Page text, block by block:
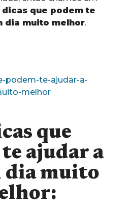
dicas que podem te
dia muito melhor.
que
ajudar a
dia muito